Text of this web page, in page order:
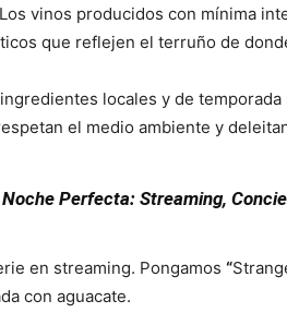
vinos producidos con mínima
que reflejen el terruño de
locales y de
el medio ambiente y
Perfecta: Streaming,
en streaming. Pongamos “
con aguacate.